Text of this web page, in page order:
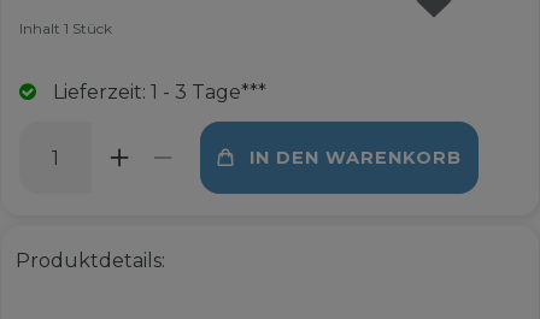
Inhalt 1 Stück
Lieferzeit: 1 - 3 Tage***
IN DEN WARENKORB
Produktdetails: